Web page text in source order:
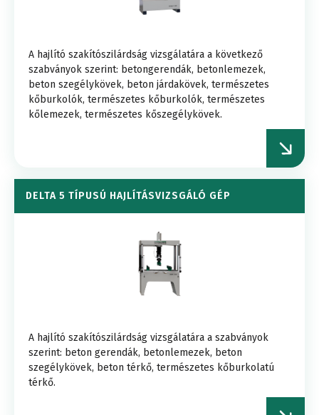
A hajlító szakítószilárdság vizsgálatára a következő
szabványok szerint: betongerendák, betonlemezek,
beton szegélykövek, beton járdakövek, természetes
kőburkolók, természetes kőburkolók, természetes
kőlemezek, természetes kőszegélykövek.
DELTA 5 TÍPUSÚ HAJLÍTÁSVIZSGÁLÓ GÉP
A hajlító szakítószilárdság vizsgálatára a szabványok
szerint: beton gerendák, betonlemezek, beton
szegélykövek, beton térkő, természetes kőburkolatú
térkő.